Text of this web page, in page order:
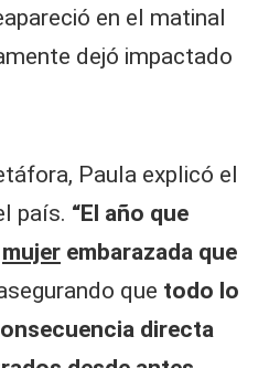
en el matinal
dejó impactado
Paula explicó el
país. “El año que
mujer embarazada que
que todo lo
directa